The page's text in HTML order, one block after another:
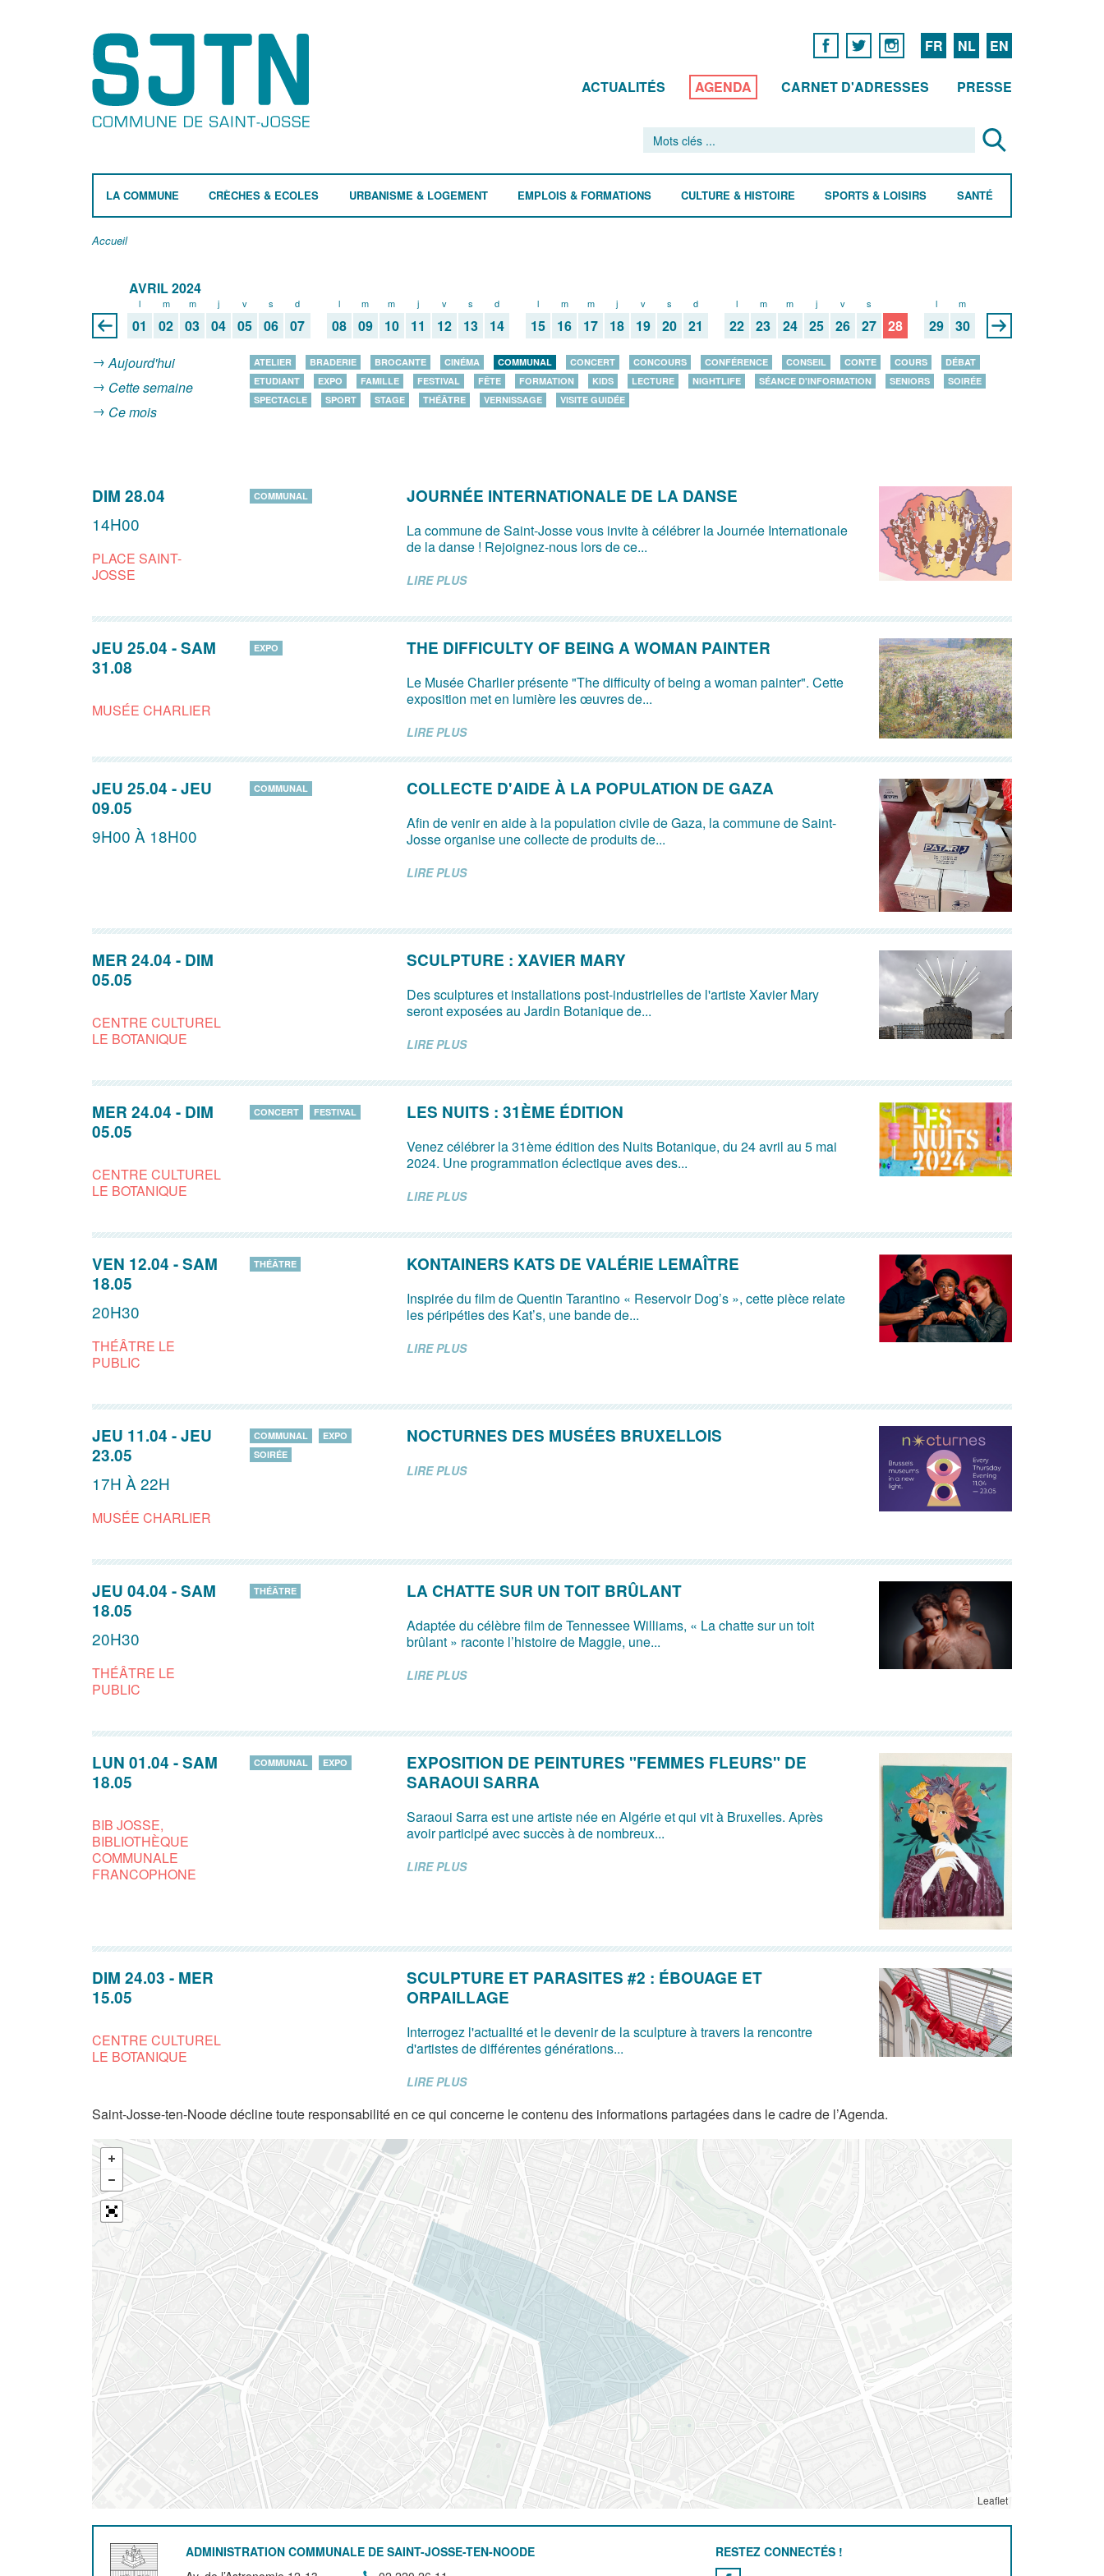
FR NL EN
ACTUALITÉS AGENDA CARNET D'ADRESSES PRESSE
LA COMMUNE CRÈCHES & ECOLES URBANISME & LOGEMENT EMPLOIS & FORMATIONS CULTURE & HISTOIRE SPORTS & LOISIRS SANTÉ
Accueil
AVRIL 2024
l
01
m
02
m
03
j
04
v
05
s
06
d
07
l
08
m
09
m
10
j
11
v
12
s
13
d
14
l
15
m
16
m
17
j
18
v
19
s
20
d
21
l
22
m
23
m
24
j
25
v
26
s
27 28
l
29
m
30
Aujourd'hui
Cette semaine
Ce mois
ATELIER BRADERIE BROCANTE CINÉMA COMMUNAL CONCERT CONCOURS CONFÉRENCE CONSEIL CONTE COURS
DÉBAT
ETUDIANT
EXPO FAMILLE FESTIVAL FÊTE FORMATION KIDS LECTURE NIGHTLIFE SÉANCE D'INFORMATION SENIORS
SOIRÉE
SPECTACLE
SPORT STAGE THÉÂTRE VERNISSAGE VISITE GUIDÉE
DIM 28.04
14H00
PLACE SAINT-
JOSSE
COMMUNAL JOURNÉE INTERNATIONALE DE LA DANSE
La commune de Saint-Josse vous invite à célébrer la Journée Internationale
de la danse ! Rejoignez-nous lors de ce...
LIRE PLUS
JEU 25.04 -SAM
31.08
MUSÉE CHARLIER
EXPO THE DIFFICULTY OF BEING A WOMAN PAINTER
Le Musée Charlier présente "The difficulty of being a woman painter". Cette
exposition met en lumière les œuvres de...
LIRE PLUS
JEU 25.04 -JEU
09.05
9H00 À 18H00
COMMUNAL COLLECTE D'AIDE À LA POPULATION DE GAZA
Afin de venir en aide à la population civile de Gaza, la commune de Saint-
Josse organise une collecte de produits de...
LIRE PLUS
MER 24.04 - DIM
05.05
CENTRE CULTUREL
LE BOTANIQUE
SCULPTURE : XAVIER MARY
Des sculptures et installations post-industrielles de l'artiste Xavier Mary
seront exposées au Jardin Botanique de...
LIRE PLUS
MER 24.04 - DIM
05.05
CENTRE CULTUREL
LE BOTANIQUE
CONCERT FESTIVAL LES NUITS : 31ÈME ÉDITION
Venez célébrer la 31ème édition des Nuits Botanique, du 24 avril au 5 mai
2024. Une programmation éclectique aves des...
LIRE PLUS
VEN 12.04 -SAM
18.05
20H30
THÉÂTRE LE
PUBLIC
THÉÂTRE KONTAINERS KATS DE VALÉRIE LEMAÎTRE
Inspirée du film de Quentin Tarantino « Reservoir Dog’s », cette pièce relate
les péripéties des Kat’s, une bande de...
LIRE PLUS
JEU 11.04 -JEU
23.05
17H À 22H
MUSÉE CHARLIER
COMMUNAL
EXPO
SOIRÉE
NOCTURNES DES MUSÉES BRUXELLOIS
LIRE PLUS
JEU 04.04 -SAM
18.05
20H30
THÉÂTRE LE
PUBLIC
THÉÂTRE LA CHATTE SUR UN TOIT BRÛLANT
Adaptée du célèbre film de Tennessee Williams, « La chatte sur un toit
brûlant » raconte l’histoire de Maggie, une...
LIRE PLUS
LUN 01.04 -SAM
18.05
BIB JOSSE,
BIBLIOTHÈQUE
COMMUNALE
FRANCOPHONE
COMMUNAL EXPO
EXPOSITION DE PEINTURES "FEMMES FLEURS" DE
SARAOUI SARRA
Saraoui Sarra est une artiste née en Algérie et qui vit à Bruxelles. Après
avoir participé avec succès à de nombreux...
LIRE PLUS
DIM 24.03 - MER
15.05
CENTRE CULTUREL
LE BOTANIQUE
SCULPTURE ET PARASITES #2 : ÉBOUAGE ET
ORPAILLAGE
Interrogez l'actualité et le devenir de la sculpture à travers la rencontre
d'artistes de différentes générations...
LIRE PLUS
Saint-Josse-ten-Noode décline toute responsabilité en ce qui concerne le contenu des informations partagées dans le cadre de l’Agenda.
Leaflet
ADMINISTRATION COMMUNALE DE SAINT-JOSSE-TEN-NOODE
RESTEZ CONNECTÉS !